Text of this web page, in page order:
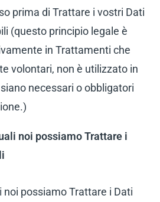
prima di Trattare i vostri Dati
(questo principio legale è
in Trattamenti che
volontari, non è utilizzato in
necessari o obbligatori
noi possiamo Trattare i
noi possiamo Trattare i Dati